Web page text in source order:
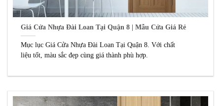
Giá Cửa Nhựa Đài Loan Tại Quận 8 | Mẫu Cửa Giá Rẻ
Mục lục Giá Cửa Nhựa Đài Loan Tại Quận 8. Với chất
liệu tốt, màu sắc đẹp cùng giá thành phù hợp.